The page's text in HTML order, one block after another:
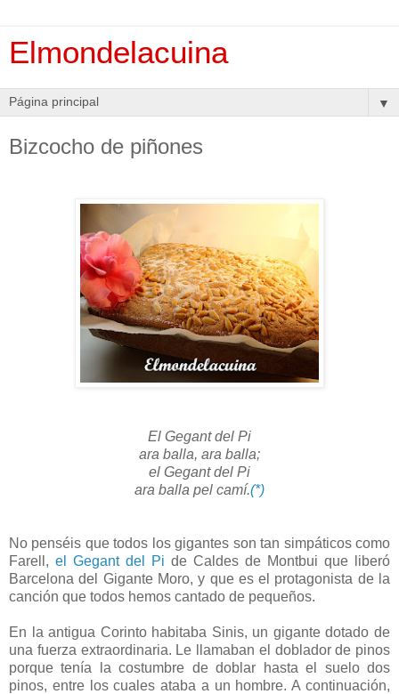
Elmondelacuina
▼
Bizcocho de piñones
El Gegant del Pi
ara balla, ara balla;
el Gegant del Pi
ara balla pel camí.(*)
No penséis que todos los gigantes son tan simpáticos como
Farell, el Gegant del Pi de Caldes de Montbui que liberó
Barcelona del Gigante Moro, y que es el protagonista de la
canción que todos hemos cantado de pequeños.
En la antigua Corinto habitaba Sinis, un gigante dotado de
una fuerza extraordinaria. Le llamaban el doblador de pinos
porque tenía la costumbre de doblar hasta el suelo dos
pinos, entre los cuales ataba a un hombre. A continuación,